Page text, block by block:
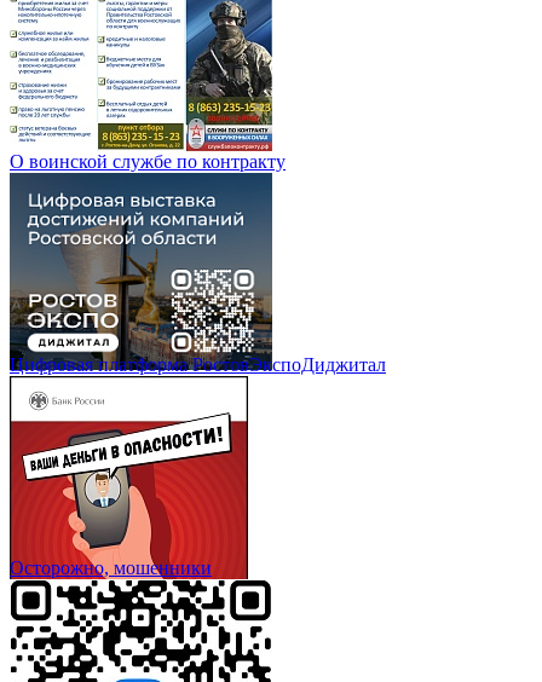
О воинской службе по контракту
Цифровая платформа РостовЭкспоДиджитал
Осторожно, мошенники